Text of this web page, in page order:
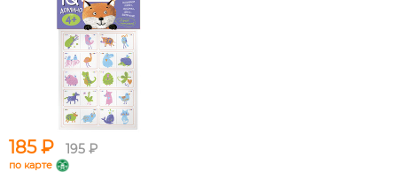
185 ₽ 195 ₽
по карте